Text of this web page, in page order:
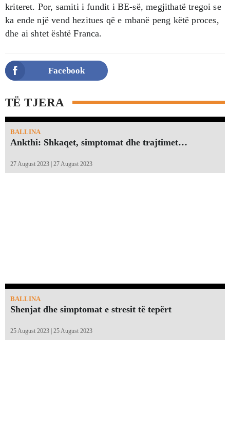
kriteret. Por, samiti i fundit i BE-së, megjithatë tregoi se
ka ende një vend hezitues që e mbanë peng këtë proces,
dhe ai shtet është Franca.
Facebook
TË TJERA
BALLINA
Ankthi: Shkaqet, simptomat dhe trajtimet…
27 August 2023 | 27 August 2023
BALLINA
Shenjat dhe simptomat e stresit të tepërt
25 August 2023 | 25 August 2023